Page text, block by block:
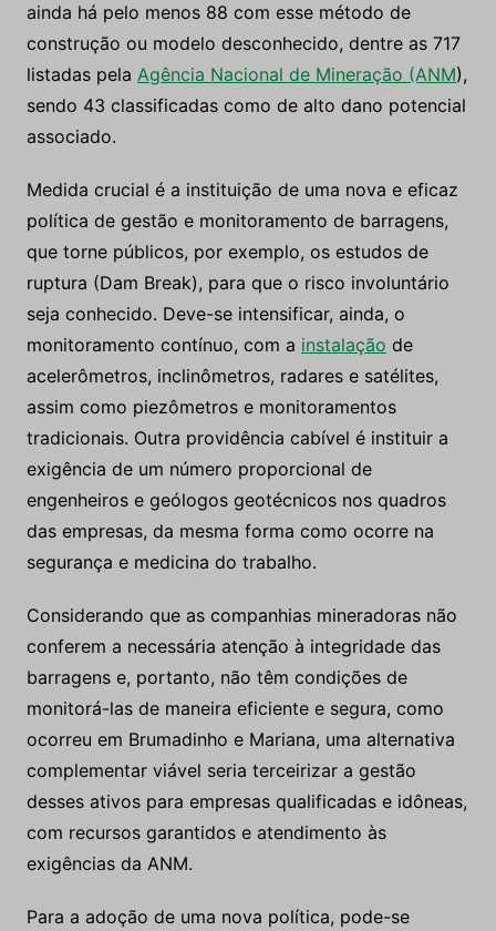
ainda há pelo menos 88 com esse método de
construção ou modelo desconhecido, dentre as 717
listadas pela Agência Nacional de Mineração (ANM),
sendo 43 classificadas como de alto dano potencial
associado.
Medida crucial é a instituição de uma nova e eficaz
política de gestão e monitoramento de barragens,
que torne públicos, por exemplo, os estudos de
ruptura (Dam Break), para que o risco involuntário
seja conhecido. Deve-se intensificar, ainda, o
monitoramento contínuo, com a instalação de
acelerômetros, inclinômetros, radares e satélites,
assim como piezômetros e monitoramentos
tradicionais. Outra providência cabível é instituir a
exigência de um número proporcional de
engenheiros e geólogos geotécnicos nos quadros
das empresas, da mesma forma como ocorre na
segurança e medicina do trabalho.
Considerando que as companhias mineradoras não
conferem a necessária atenção à integridade das
barragens e, portanto, não têm condições de
monitorá-las de maneira eficiente e segura, como
ocorreu em Brumadinho e Mariana, uma alternativa
complementar viável seria terceirizar a gestão
desses ativos para empresas qualificadas e idôneas,
com recursos garantidos e atendimento às
exigências da ANM.
Para a adoção de uma nova política, pode-se